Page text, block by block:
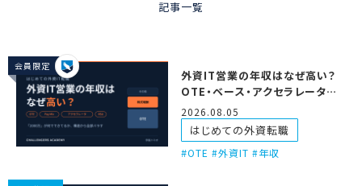
記事一覧
会員限定
外資IT営業の年収はなぜ高い？
OTE・ベース・アクセラレータの
仕組みを徹底解説
2026.08.05
はじめての外資転職
OTE #外資IT #年収